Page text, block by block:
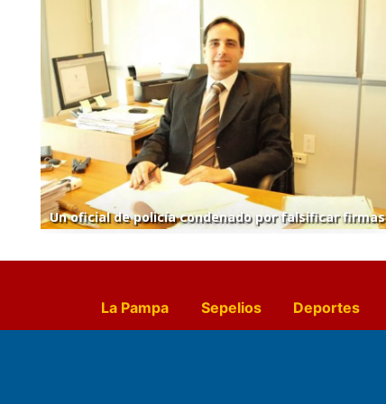
Un oficial de policía condenado por falsificar firmas
La Pampa Sepelios Deportes